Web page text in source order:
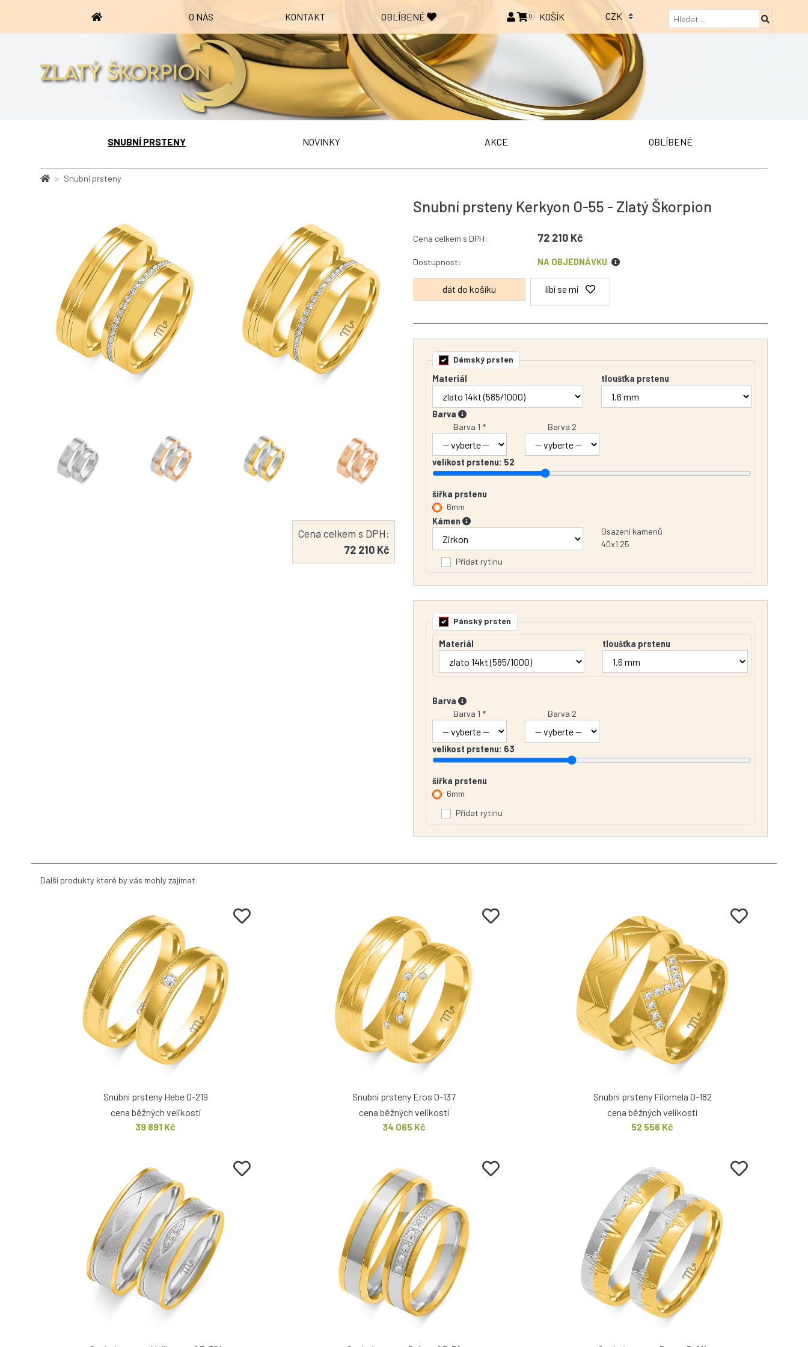
O NÁS KONTAKT OBLÍBENÉ 0 KOŠÍK
SNUBNÍ PRSTENY NOVINKY AKCE OBLÍBENÉ
Snubní prsteny
Cena celkem s DPH:
72 210 Kč
Snubní prsteny Kerkyon O-55 - Zlatý Škorpion
Cena celkem s DPH: 72 210 Kč
Dostupnost: NA OBJEDNÁVKU
líbí se mi
Dámský prsten
Materiál
tloušťka prstenu
Barva
Barva 1 *
Barva 2
velikost prstenu: 52
šířka prstenu
6mm
Kámen
Osazení kamenů
40x1.25
Přidat rytinu
Pánský prsten
Materiál tloušťka prstenu
Barva
Barva 1 *
Barva 2
velikost prstenu: 63
šířka prstenu
6mm
Přidat rytinu
Další produkty které by vás mohly zajímat:
Snubní prsteny Hebe O-219
cena běžných velikostí
39 891 Kč
Snubní prsteny Eros O-137
cena běžných velikostí
34 065 Kč
Snubní prsteny Filomela O-182
cena běžných velikostí
52 556 Kč